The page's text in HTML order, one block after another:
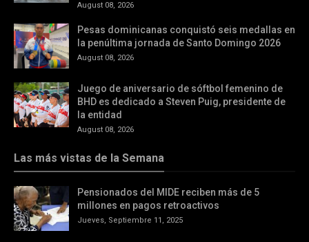
August 08, 2026
Pesas dominicanas conquistó seis medallas en
la penúltima jornada de Santo Domingo 2026
August 08, 2026
Juego de aniversario de sóftbol femenino de
BHD es dedicado a Steven Puig, presidente de
la entidad
August 08, 2026
Las más vistas de la Semana
Pensionados del MIDE reciben más de 5
millones en pagos retroactivos
Jueves, Septiembre 11, 2025